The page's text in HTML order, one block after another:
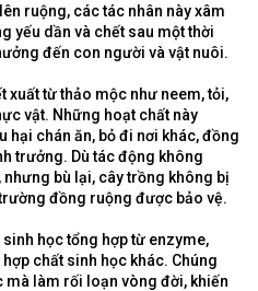
ruộng, các tác nhân này xâm
yếu dần và chết sau một thời
đến con người và vật nuôi.
xuất từ thảo mộc như neem, tỏi,
vật. Những hoạt chất này
chán ăn, bỏ đi nơi khác, đồng
trưởng. Dù tác động không
nhưng bù lại, cây trồng không bị
đồng ruộng được bảo vệ.
học tổng hợp từ enzyme,
chất sinh học khác. Chúng
mà làm rối loạn vòng đời, khiến